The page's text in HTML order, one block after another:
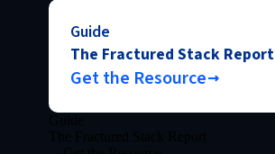
Guide
The Fractured Stack Report
Get the Resource